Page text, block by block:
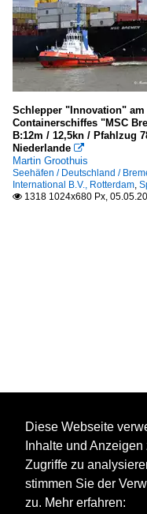
Schlepper "Innovation" am
Containerschiffes "MSC
B:12m / 12,5kn / Pfahlzug
Niederlande 
Martin Groothuis
Seehäfen / Deutschland /
International B.V., Rotterdam,
 1318 1024x680 Px,
Diese Webseite
Inhalte und
Zugriffe zu
stimmen Sie der
zu. Mehr erfahren: